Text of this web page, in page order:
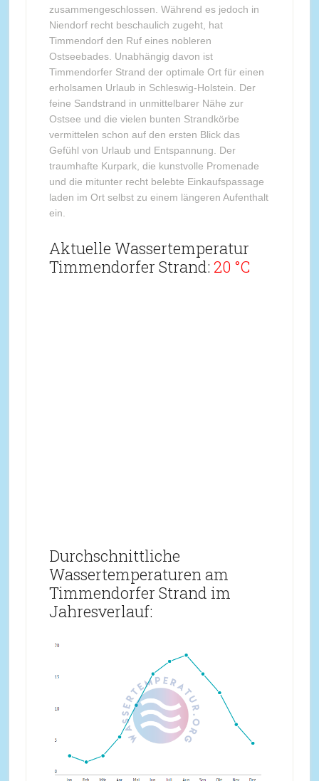
zusammengeschlossen. Während es jedoch in
Niendorf recht beschaulich zugeht, hat
Timmendorf den Ruf eines nobleren
Ostseebades. Unabhängig davon ist
Timmendorfer Strand der optimale Ort für einen
erholsamen Urlaub in Schleswig-Holstein. Der
feine Sandstrand in unmittelbarer Nähe zur
Ostsee und die vielen bunten Strandkörbe
vermittelen schon auf den ersten Blick das
Gefühl von Urlaub und Entspannung. Der
traumhafte Kurpark, die kunstvolle Promenade
und die mitunter recht belebte Einkaufspassage
laden im Ort selbst zu einem längeren Aufenthalt
ein.
Aktuelle Wassertemperatur
Timmendorfer Strand: 20 °C
Durchschnittliche
Wassertemperaturen am
Timmendorfer Strand im
Jahresverlauf: